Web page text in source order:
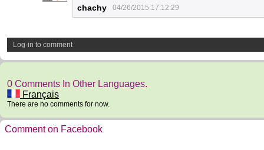
chachy 04/26/2015 17:12:29
Log-in to comment
0 Comments In Other Languages.
Français
There are no comments for now.
Comment on Facebook